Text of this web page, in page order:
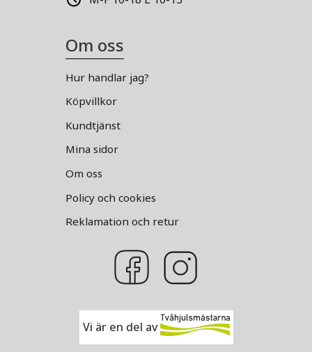
Om oss
Hur handlar jag?
Köpvillkor
Kundtjänst
Mina sidor
Om oss
Policy och cookies
Reklamation och retur
Vi är en del av